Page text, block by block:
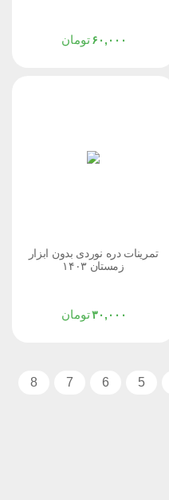
تومان ۶۰,۰۰۰
تمرینات دره نوردی بدون ابزار
زمستان ۱۴۰۳
تومان ۳۰,۰۰۰